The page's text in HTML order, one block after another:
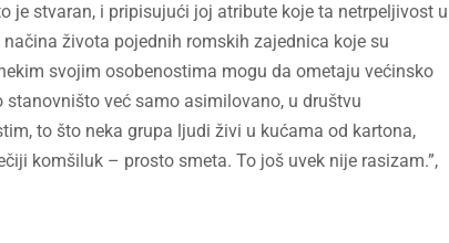
je stvaran, i pripisujući joj atribute koje ta netrpeljivost u
života pojednih romskih zajednica koje su
svojim osobenostima mogu da ometaju većinsko
već samo asimilovano, u društvu
to što neka grupa ljudi živi u kućama od kartona,
komšiluk – prosto smeta. To još uvek nije rasizam.”,